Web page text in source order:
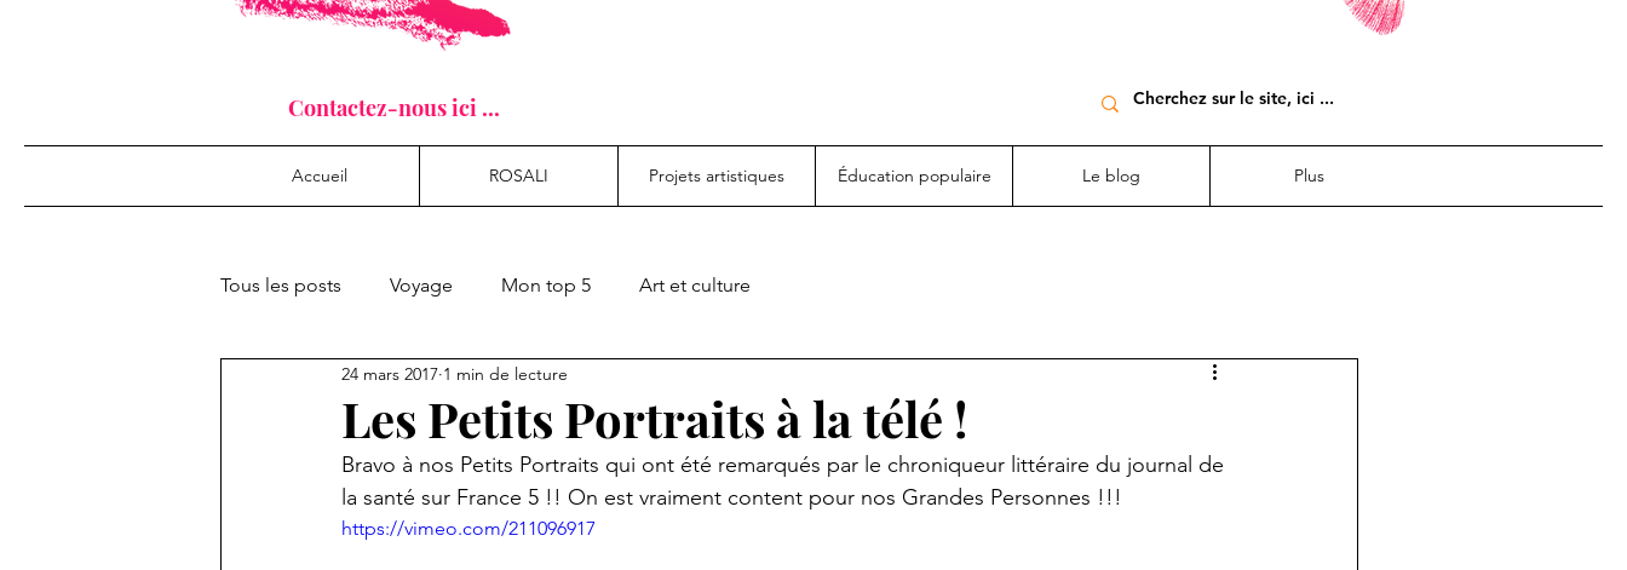
Contactez-nous ici ...
Accueil ROSALI Projets artistiques Éducation populaire Le blog Plus
Tous les posts Voyage Mon top 5 Art et culture
Les Petits Portraits à la télé !
24 mars 2017 1 min de lecture
Bravo à nos Petits Portraits qui ont été remarqués par le chroniqueur littéraire du journal de
la santé sur France 5 !! On est vraiment content pour nos Grandes Personnes !!!
https://vimeo.com/211096917